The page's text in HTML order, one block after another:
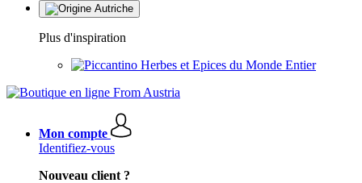
Plus d'inspiration
Herbes et Epices du Monde Entier
Mon compte
Identifiez-vous
Nouveau client ?